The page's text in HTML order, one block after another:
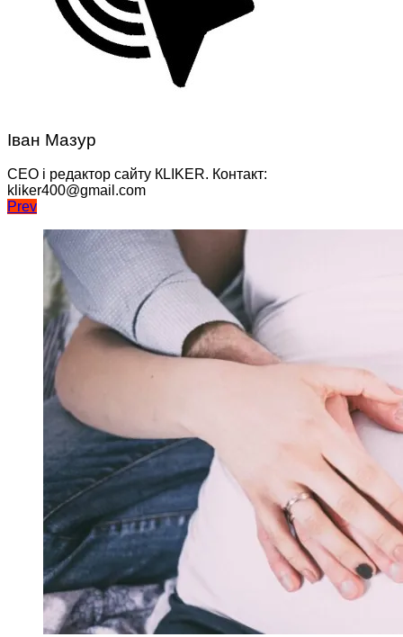
Іван Мазур
CEO і редактор сайту КLIKER. Контакт:
kliker400@gmail.com
Навігація
записів
Prev